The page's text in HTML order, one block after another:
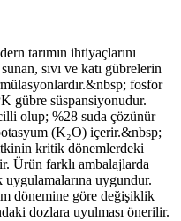
tarımın ihtiyaçlarını
sıvı ve katı gübrelerin
fosfor
gübre süspansiyonudur.
olup; %28 suda çözünür
(K₂O) içerir.&nbsp;
kritik dönemlerdeki
Ürün farklı ambalajlarda
uygundur.
dönemine göre değişiklik
dozlara uyulması önerilir.